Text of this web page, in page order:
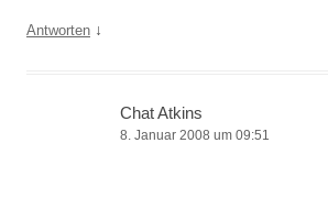
Antworten ↓
Chat Atkins
8. Januar 2008 um 09:51